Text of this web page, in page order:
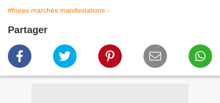
#foires marchés manifestations -
Partager